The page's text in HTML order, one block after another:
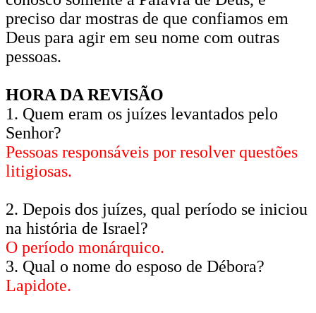
preciso dar mostras de que confiamos em
Deus para agir em seu nome com outras
pessoas.
HORA DA REVISÃO
1. Quem eram os juízes levantados pelo
Senhor?
Pessoas responsáveis por resolver questões
litigiosas.
2. Depois dos juízes, qual período se iniciou
na história de Israel?
O período monárquico.
3. Qual o nome do esposo de Débora?
Lapidote.